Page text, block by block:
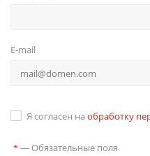
E-mail
Я согласен на обработку
* — Обязательные поля